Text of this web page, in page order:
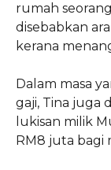
rumah
disebabkan
kerana
Dalam masa
gaji, Tina juga
lukisan milik
RM8 juta bagi